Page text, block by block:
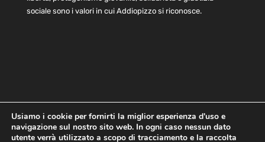
sociale sono i valori in cui Addiopizzo si riconosce.
Home Statuto e bilancio
Contatti
Usiamo i cookie per fornirti la miglior esperienza d'uso e
navigazione sul nostro sito web. In ogni caso nessun dato
utente verrà utilizzato a scopo di tracciamento e la raccolta